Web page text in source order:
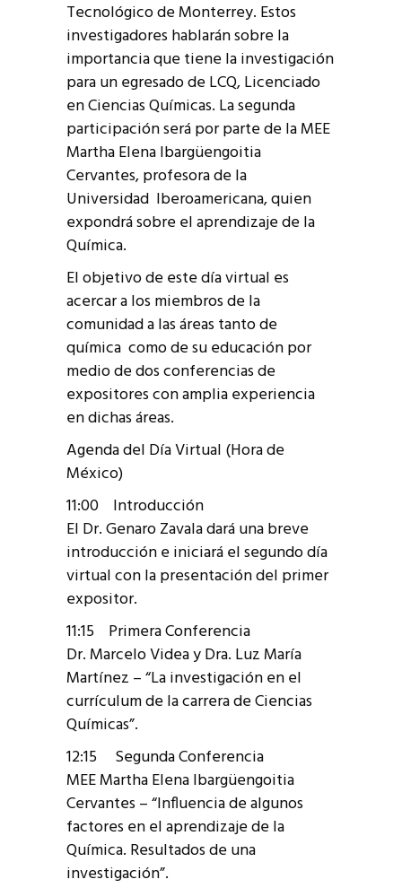
Tecnológico de Monterrey. Estos
investigadores hablarán sobre la
importancia que tiene la investigación
para un egresado de LCQ, Licenciado
en Ciencias Químicas. La segunda
participación será por parte de la MEE
Martha Elena Ibargüengoitia
Cervantes, profesora de la
Universidad Iberoamericana, quien
expondrá sobre el aprendizaje de la
Química.
El objetivo de este día virtual es
acercar a los miembros de la
comunidad a las áreas tanto de
química como de su educación por
medio de dos conferencias de
expositores con amplia experiencia
en dichas áreas.
Agenda del Día Virtual (Hora de
México)
11:00 Introducción
El Dr. Genaro Zavala dará una breve
introducción e iniciará el segundo día
virtual con la presentación del primer
expositor.
11:15 Primera Conferencia
Dr. Marcelo Videa y Dra. Luz María
Martínez – “La investigación en el
currículum de la carrera de Ciencias
Químicas”.
12:15 Segunda Conferencia
MEE Martha Elena Ibargüengoitia
Cervantes – “Influencia de algunos
factores en el aprendizaje de la
Química. Resultados de una
investigación”.